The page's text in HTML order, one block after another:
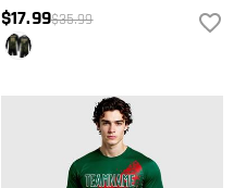
$17.99$35.99